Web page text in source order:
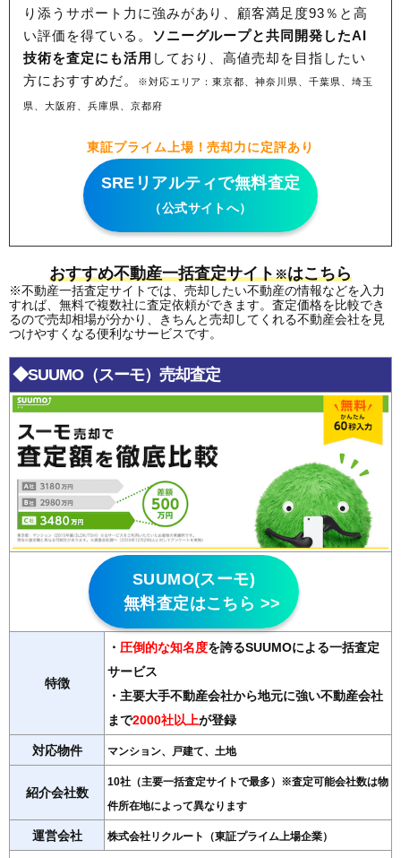
り添うサポート力に強みがあり、顧客満足度93％と高
い評価を得ている。 ソニーグループと共同開発したAI
技術を査定にも活用 しており、高値売却を目指したい
方におすすめだ。
※対応エリア：東京都、神奈川県、千葉県、埼玉
県、大阪府、兵庫県、京都府
東証プライム上場！売却力に定評あり
SREリアルティで無料査定
（公式サイトへ）
おすすめ不動産一括査定サイト※はこちら
※不動産一括査定サイトでは、売却したい不動産の情報などを入力
すれば、無料で複数社に査定依頼ができます。査定価格を比較でき
るので売却相場が分かり、きちんと売却してくれる不動産会社を見
つけやすくなる便利なサービスです。
◆SUUMO（スーモ）売却査定
SUUMO(スーモ)
無料査定はこちら >>
特徴
・ 圧倒的な知名度を誇るSUUMOによる一括査定
サービス
・主要大手不動産会社から地元に強い不動産会社
まで2000社以上が登録
対応物件 マンション、戸建て、土地
紹介会社数
10社（主要一括査定サイトで最多）※査定可能会社数は物
件所在地によって異なります
運営会社 株式会社リクルート（東証プライム上場企業）